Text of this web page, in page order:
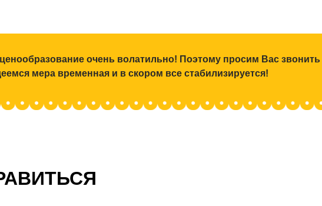
очень волатильно! Поэтому просим Вас звонить
мера временная и в скором все стабилизируется!